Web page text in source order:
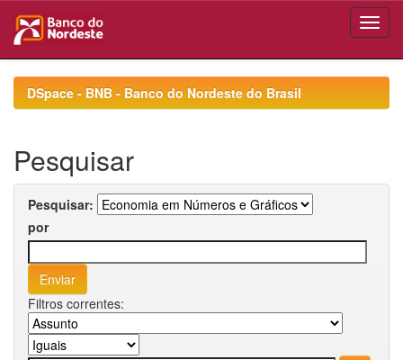
navigationDSpace - BNB - Banco do Nordeste do Brasil
Pesquisar
Pesquisar:
por
Filtros correntes: